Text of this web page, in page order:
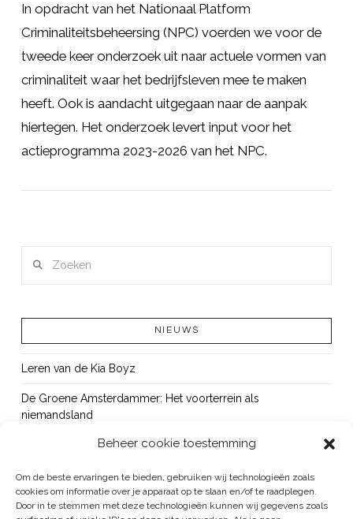
Beheer cookie toestemming
Om de beste ervaringen te bieden, gebruiken wij technologieën zoals
cookies om informatie over je apparaat op te slaan en/of te raadplegen.
Door in te stemmen met deze technologieën kunnen wij gegevens zoals
In opdracht van het Nationaal Platform
Criminaliteitsbeheersing (NPC) voerden we voor de
tweede keer onderzoek uit naar actuele vormen van
criminaliteit waar het bedrijfsleven mee te maken
heeft. Ook is aandacht uitgegaan naar de aanpak
hiertegen. Het onderzoek levert input voor het
actieprogramma 2023-2026 van het NPC.
NIEUWS
Leren van de Kia Boyz
De Groene Amsterdammer: Het voorterrein als
niemandsland
Cursus Wapens op school: signaleren, duiden en handelen
OUT!
Bureau Beke ontwikkelt jeugdmonitor Aruba